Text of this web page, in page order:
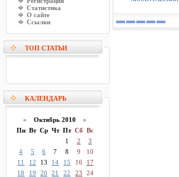
Статистика
О сайте
Ссылки
ТОП СТАТЬИ
КАЛЕНДАРЬ
« Октябрь 2010»
Пн Вт Ср Чт Пт Сб Вс
1
2
3
4
5 6 7 8 9
10
11
12 13 14 15 16
17
18
19 20 21 22 23
24